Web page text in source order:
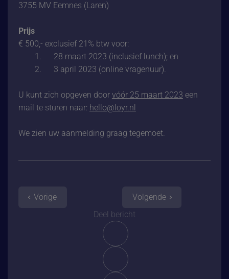
3755 MV Eemnes (Laren)
Prijs
€ 500,- exclusief 21% btw voor:
1. 28 maart 2023 (inclusief lunch); en
2. 3 april 2023 (online vragenuur).
U kunt zich opgeven door vóór 25 maart 2023 een
mail te sturen naar: hello@loyr.nl
We zien uw aanmelding graag tegemoet.
Vorige
Deel bericht
Volgende